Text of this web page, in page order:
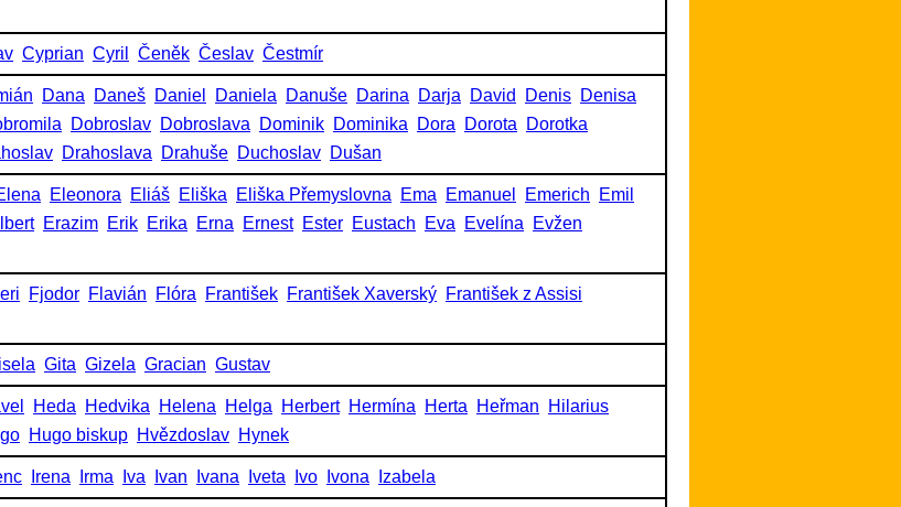
Cyprian Cyril Čeněk Česlav Čestmír
Dana Daneš Daniel Daniela Danuše Darina Darja David Denis Denisa
Dobroslav Dobroslava Dominik Dominika Dora Dorota
Dorotka
Drahoslava Drahuše Duchoslav Dušan
Eleonora Eliáš Eliška Eliška Přemyslovna Ema Emanuel Emerich
Emil
Erazim Erik Erika Erna Ernest Ester Eustach Eva Evelína
Evžen
Fjodor Flavián Flóra František František Xaverský František z Assisi
Gita Gizela Gracian Gustav
Heda Hedvika Helena Helga Herbert Hermína Herta Heřman
Hilarius
Hugo biskup Hvězdoslav Hynek
Irena Irma Iva Ivan Ivana Iveta Ivo Ivona Izabela